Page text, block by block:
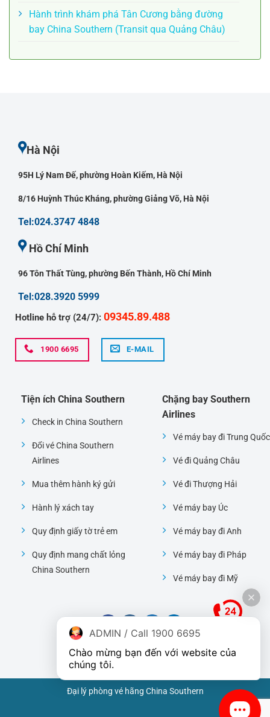
Hành trình khám phá Tân Cương bằng đường
bay China Southern (Transit qua Quảng Châu)
Hà Nội
95H Lý Nam Đế, phường Hoàn Kiếm, Hà Nội
8/16 Huỳnh Thúc Kháng, phường Giảng Võ, Hà Nội
Tel:024.3747 4848
Hồ Chí Minh
96 Tôn Thất Tùng, phường Bến Thành, Hồ Chí Minh
Tel:028.3920 5999
Hotline hỗ trợ (24/7): 09345.89.488
1900 6695 E-MAIL
Tiện ích China Southern
Check in China Southern
Đổi vé China Southern
Airlines
Mua thêm hành ký gửi
Hành lý xách tay
Quy định giấy tờ trẻ em
Quy định mang chất lỏng
China Southern
Chặng bay Southern
Airlines
Vé máy bay đi Trung Quốc
Vé đi Quảng Châu
Vé đi Thượng Hải
Vé máy bay Úc
Vé máy bay đi Anh
Vé máy bay đi Pháp
Vé máy bay đi Mỹ
Đại lý phòng vé hãng China Southern
ADMIN / Call 1900 6695
Chào mừng bạn đến với website của
chúng tôi.